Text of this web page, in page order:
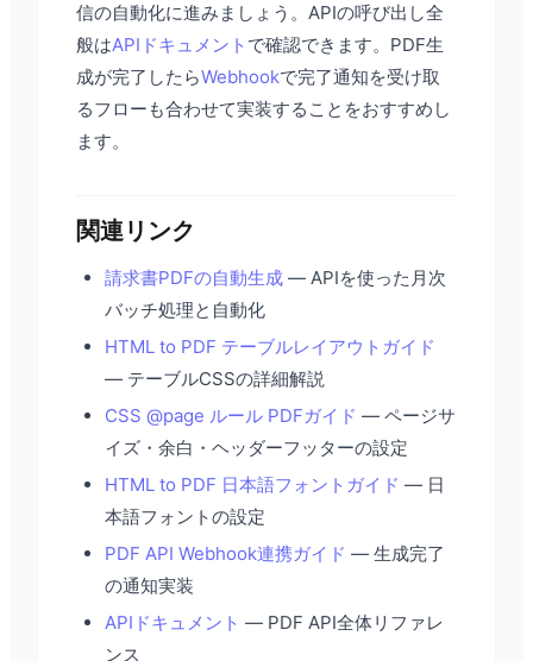
信の自動化に進みましょう。APIの呼び出し全
般はAPIドキュメント で確認できます。PDF生
成が完了したらWebhookで完了通知を受け取
るフローも合わせて実装することをおすすめし
ます。
関連リンク
請求書PDFの自動生成 — APIを使った月次
バッチ処理と自動化
HTML to PDF テーブルレイアウトガイド
— テーブルCSSの詳細解説
CSS @page ルール PDFガイド — ページサ
イズ・余白・ヘッダーフッターの設定
HTML to PDF 日本語フォントガイド — 日
本語フォントの設定
PDF API Webhook連携ガイド — 生成完了
の通知実装
APIドキュメント — PDF API全体リファレ
ンス